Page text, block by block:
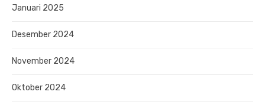
Januari 2025
Desember 2024
November 2024
Oktober 2024